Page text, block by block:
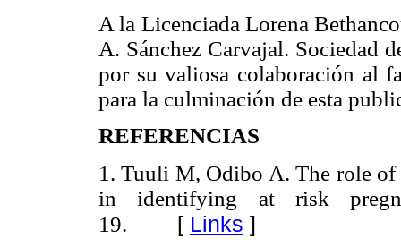
A la Licenciada Lorena
A. Sánchez Carvajal. Sociedad
por su valiosa colaboración al
para la culminación de esta
REFERENCIAS
1. Tuuli M, Odibo A. The role of
in identifying at risk
19. [ Links ]